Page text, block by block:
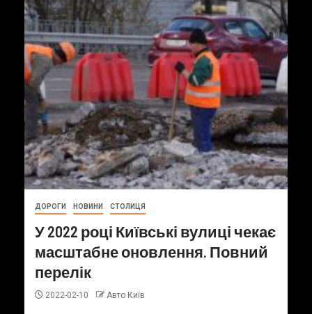
ДОРОГИ НОВИНИ СТОЛИЦЯ
У 2022 році Київські вулиці чекає
масштабне оновлення. Повний
перелік
2022-02-10 Авто Київ